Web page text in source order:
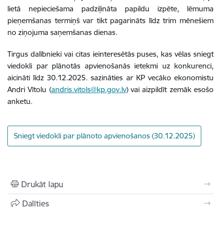
lietā nepieciešama padziļināta papildu izpēte, lēmuma
pieņemšanas termiņš var tikt pagarināts līdz trim mēnešiem
no ziņojuma saņemšanas dienas.
Tirgus dalībnieki vai citas ieinteresētās puses, kas vēlas sniegt
viedokli par plānotās apvienošanās ietekmi uz konkurenci,
aicināti līdz 30.12.2025. sazināties ar KP vecāko ekonomistu
Andri Vītolu (andris.vitols@kp.gov.lv) vai aizpildīt zemāk esošo
anketu.
Sniegt viedokli par plānoto apvienošanos (30.12.2025)
Drukāt lapu
Dalīties